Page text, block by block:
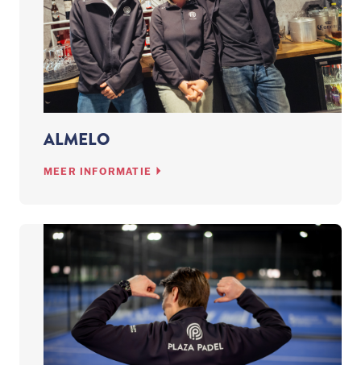
ALMELO
MEER INFORMATIE